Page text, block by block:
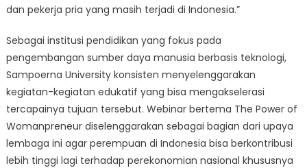
dan pekerja pria yang masih terjadi di Indonesia.”
Sebagai institusi pendidikan yang fokus pada
pengembangan sumber daya manusia berbasis teknologi,
Sampoerna University konsisten menyelenggarakan
kegiatan-kegiatan edukatif yang bisa mengakselerasi
tercapainya tujuan tersebut. Webinar bertema The Power of
Womanpreneur diselenggarakan sebagai bagian dari upaya
lembaga ini agar perempuan di Indonesia bisa berkontribusi
lebih tinggi lagi terhadap perekonomian nasional khususnya